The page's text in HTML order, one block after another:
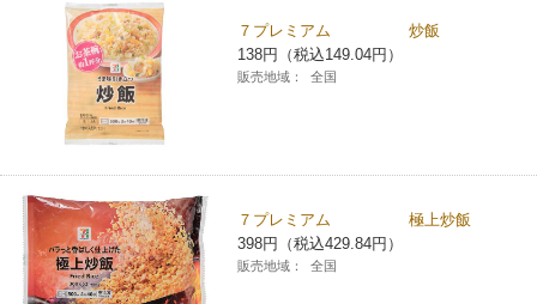
ニンテンドー・ダウンロードカード
スキャン
プリペイドサービス
スポーツ振興くじ
セブン銀行ATM
ご利用可能なお支払い方法
各種料金のお支払い
スマホプリペイド
レジでApple Accountにチャージ
チケットぴあ
イープラス
CNプレイガイド
JTB
タワーレコード
セブンネットショッピング
停電時のサービス停止のお知らせ
貸借対照表・損益計算書
売上高、店舗数推移
セブン‐イレブンの海外事業
サステナビリティ推進体制
GREEN CHALLENGE 2050
サステナビリティニュース
サステナビリティレポート
店舗検索
ネットショッピング
お問い合わせ
Language
English (Services)
中文[繁體字](服務)
简体中文(服务)
７プレミアム 炒飯
138円（税込149.04円）
販売地域： 全国
７プレミアム 極上炒飯
398円（税込429.84円）
販売地域： 全国